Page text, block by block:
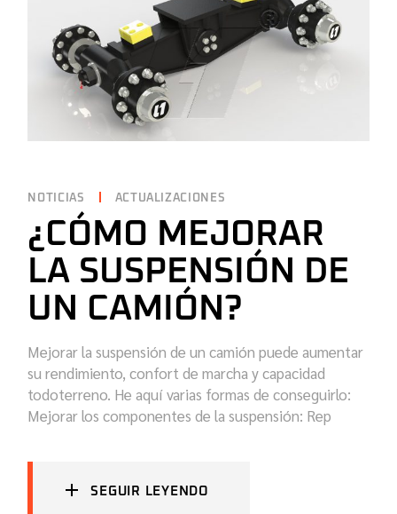
NOTICIAS ACTUALIZACIONES
¿CÓMO MEJORAR
LA SUSPENSIÓN DE
UN CAMIÓN?
Mejorar la suspensión de un camión puede aumentar
su rendimiento, confort de marcha y capacidad
todoterreno. He aquí varias formas de conseguirlo:
Mejorar los componentes de la suspensión: Rep
SEGUIR LEYENDO